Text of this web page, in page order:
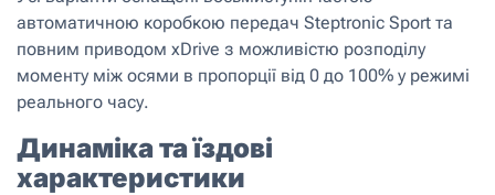
автоматичною коробкою передач Steptronic Sport та
повним приводом xDrive з можливістю розподілу
моменту між осями в пропорції від 0 до 100% у режимі
реального часу.
Динаміка та їздові
характеристики